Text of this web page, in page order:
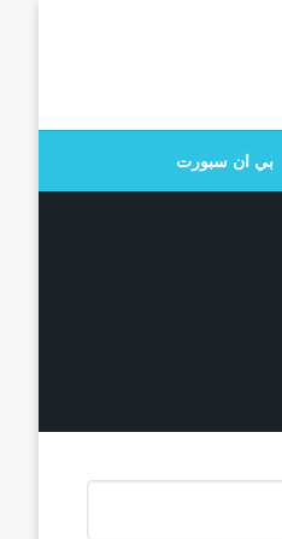
في الكويت
بي ان سبورت